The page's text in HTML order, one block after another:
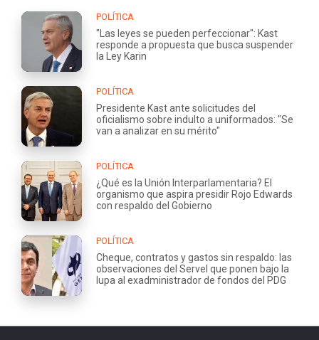
POLÍTICA
"Las leyes se pueden perfeccionar": Kast
responde a propuesta que busca suspender
la Ley Karin
POLÍTICA
Presidente Kast ante solicitudes del
oficialismo sobre indulto a uniformados: "Se
van a analizar en su mérito"
POLÍTICA
¿Qué es la Unión Interparlamentaria? El
organismo que aspira presidir Rojo Edwards
con respaldo del Gobierno
POLÍTICA
Cheque, contratos y gastos sin respaldo: las
observaciones del Servel que ponen bajo la
lupa al exadministrador de fondos del PDG